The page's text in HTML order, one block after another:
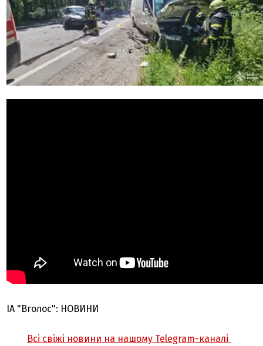
ІА "Вголос": НОВИНИ
Всі свіжі новини на нашому Telegram-каналі